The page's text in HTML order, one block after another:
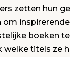
zetten hun
om
boeken
welke titels ze